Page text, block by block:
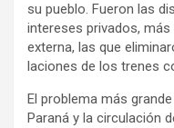
su pue­blo. Fue­ron las
inte­re­ses pri­va­dos,
externa, las que
la­cio­nes de los tre­nes
El pro­blema más
Paraná y la cir­cu­la­ción